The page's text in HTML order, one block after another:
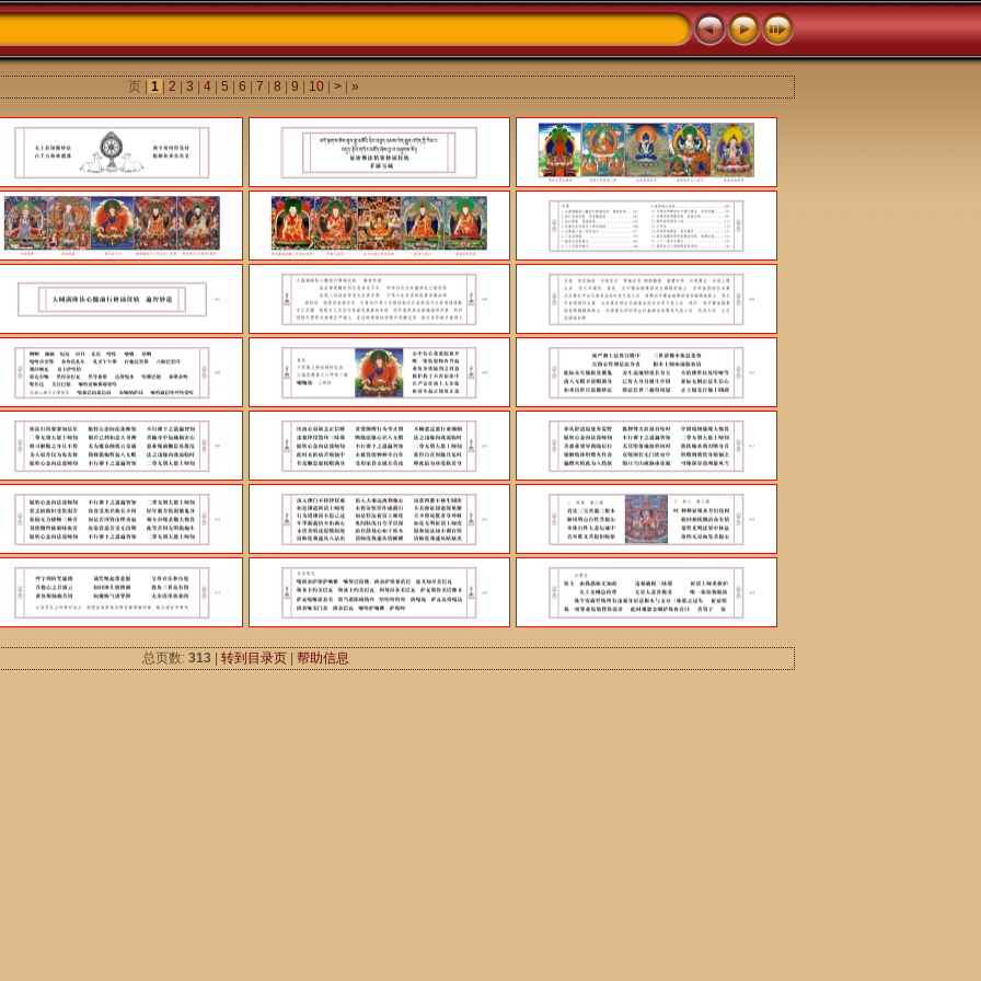
页 | 1 | 2 | 3 | 4 | 5 | 6 | 7 | 8 | 9 | 10 | > | »
总页数: 313 | 转到目录页| 帮助信息